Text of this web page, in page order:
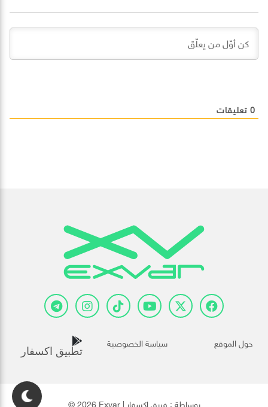
0 تعليقات
حول الموقع سياسة الخصوصية
تطبيق اكسفار
© 2026 Exvar | بوساطة : فريق إكسفار